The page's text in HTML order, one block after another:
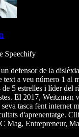
Speechify
defensor de la
text a veu número 1 al
de 5 estrelles i líder del
El 2017, Weitzman
tasca fent internet
d'aprenentatge.
Mag, Entrepreneur,